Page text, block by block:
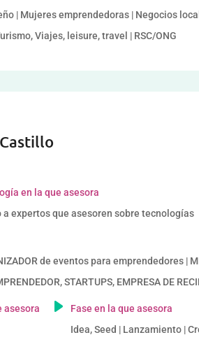
| Mujeres emprendedoras | Negocios
Viajes, leisure, travel | RSC/ONG
en la que asesora
a expertos que asesoren sobre tecnologías
de eventos para emprendedores |
STARTUPS, EMPRESA DE
asesora
Fase en la que asesora
Idea, Seed | Lanzamiento |